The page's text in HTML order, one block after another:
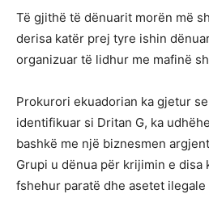
Të gjithë të dënuarit morën më
derisa katër prej tyre ishin
organizuar të lidhur me mafinë
Prokurori ekuadorian ka gjetur
identifikuar si Dritan G, ka
bashkë me një biznesmen
Grupi u dënua për krijimin e disa
fshehur paratë dhe asetet